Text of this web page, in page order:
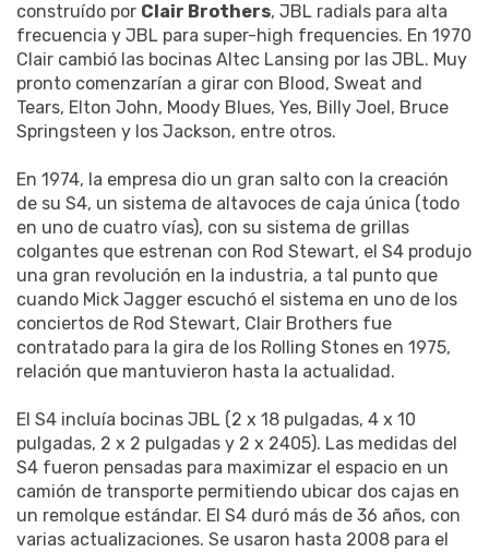
construído por Clair Brothers, JBL radials para alta
frecuencia y JBL para super-high frequencies. En 1970
Clair cambió las bocinas Altec Lansing por las JBL. Muy
pronto comenzarían a girar con Blood, Sweat and
Tears, Elton John, Moody Blues, Yes, Billy Joel, Bruce
Springsteen y los Jackson, entre otros.
En 1974, la empresa dio un gran salto con la creación
de su S4, un sistema de altavoces de caja única (todo
en uno de cuatro vías), con su sistema de grillas
colgantes que estrenan con Rod Stewart, el S4 produjo
una gran revolución en la industria, a tal punto que
cuando Mick Jagger escuchó el sistema en uno de los
conciertos de Rod Stewart, Clair Brothers fue
contratado para la gira de los Rolling Stones en 1975,
relación que mantuvieron hasta la actualidad.
El S4 incluía bocinas JBL (2 x 18 pulgadas, 4 x 10
pulgadas, 2 x 2 pulgadas y 2 x 2405). Las medidas del
S4 fueron pensadas para maximizar el espacio en un
camión de transporte permitiendo ubicar dos cajas en
un remolque estándar. El S4 duró más de 36 años, con
varias actualizaciones. Se usaron hasta 2008 para el